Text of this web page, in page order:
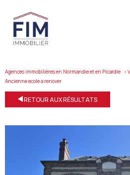
Agences immobilières en Normandie et en Picardie
ancienne ecole a renover
RETOUR AUX RÉSULTATS